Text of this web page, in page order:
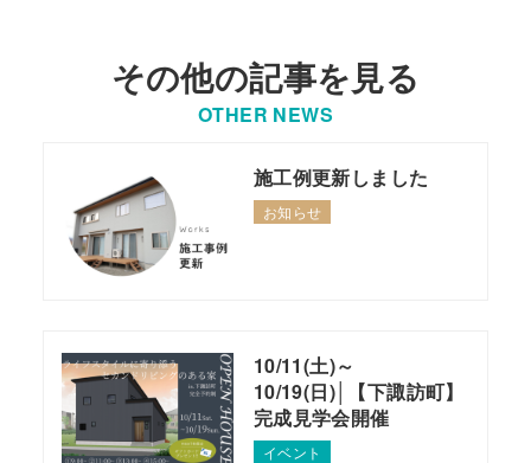
その他の記事を見る
OTHER NEWS
施工例更新しました
お知らせ
10/11(土)～
10/19(日)│【下諏訪町】
完成見学会開催
イベント